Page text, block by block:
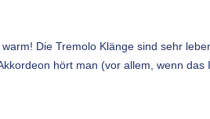
Die Tremolo Klänge sind sehr
hört man (vor allem, wenn